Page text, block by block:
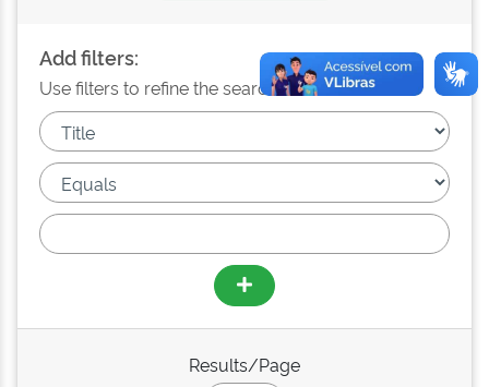
Add filters:
Use filters to refine the search results.
Results/Page